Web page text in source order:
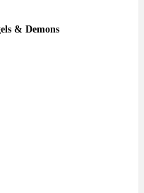
& Demons